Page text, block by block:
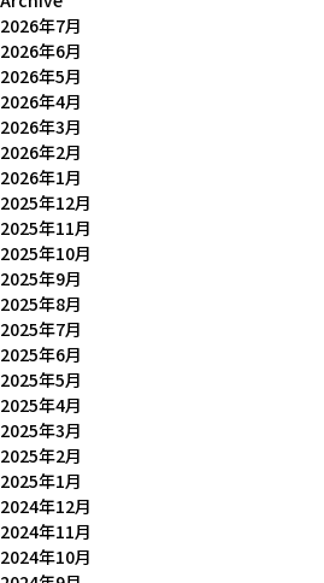
2026年7月
2026年6月
2026年5月
2026年4月
2026年3月
2026年2月
2026年1月
2025年12月
2025年11月
2025年10月
2025年9月
2025年8月
2025年7月
2025年6月
2025年5月
2025年4月
2025年3月
2025年2月
2025年1月
2024年12月
2024年11月
2024年10月